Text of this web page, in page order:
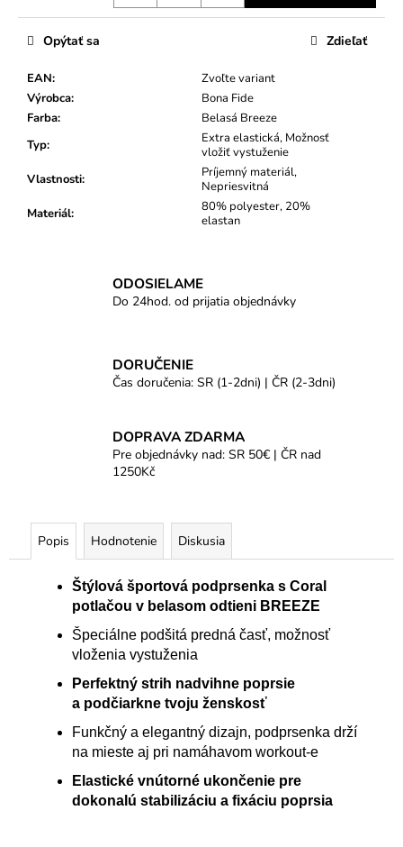
EAN:
Zvoľte variant
Výrobca:
Bona Fide
Farba:
Belasá Breeze
Typ:
Extra elastická, Možnosť
vložiť vystuženie
Vlastnosti:
Príjemný materiál,
Nepriesvitná
Materiál:
80% polyester, 20%
elastan
Opýtať sa Zdieľať
ODOSIELAME
Do 24hod. od prijatia objednávky
DORUČENIE
Čas doručenia: SR (1-2dni) | ČR (2-3dni)
DOPRAVA ZDARMA
Pre objednávky nad: SR 50€ | ČR nad
1250Kč
Popis Hodnotenie Diskusia
Štýlová športová podprsenka s Coral
potlačou v belasom odtieni BREEZE
Špeciálne podšitá predná časť, možnosť
vloženia vystuženia
Perfektný strih nadvihne poprsie
a podčiarkne tvoju ženskosť
Funkčný a elegantný dizajn, podprsenka drží
na mieste aj pri namáhavom workout-e
Elastické vnútorné ukončenie pre
dokonalú stabilizáciu a fixáciu poprsia